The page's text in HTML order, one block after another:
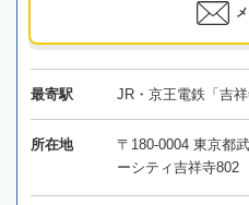
最寄駅 JR・京王電鉄「吉
所在地
〒180-0004 東京都
ーシティ吉祥寺802